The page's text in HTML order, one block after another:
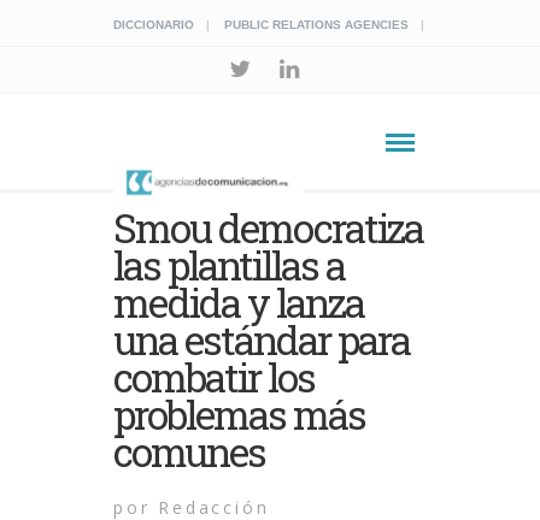
DICCIONARIO PUBLIC RELATIONS AGENCIES
Smou democratiza
las plantillas a
medida y lanza
una estándar para
combatir los
problemas más
comunes
por Redacción